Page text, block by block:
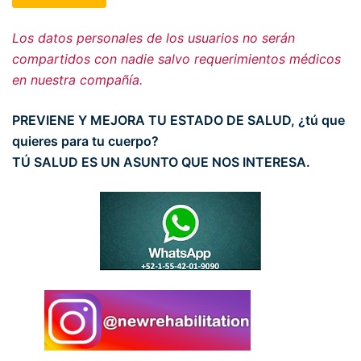
Los datos personales de los usuarios no serán
compartidos con nadie salvo requerimientos médicos
en nuestra compañía.
PREVIENE Y MEJORA TU ESTADO DE SALUD, ¿tú que
quieres para tu cuerpo?
TÚ SALUD ES UN ASUNTO QUE NOS INTERESA.